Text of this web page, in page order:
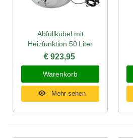
Abfüllkübel mit
Heizfunktion 50 Liter
€ 923,95
Warenkorb
Mehr sehen